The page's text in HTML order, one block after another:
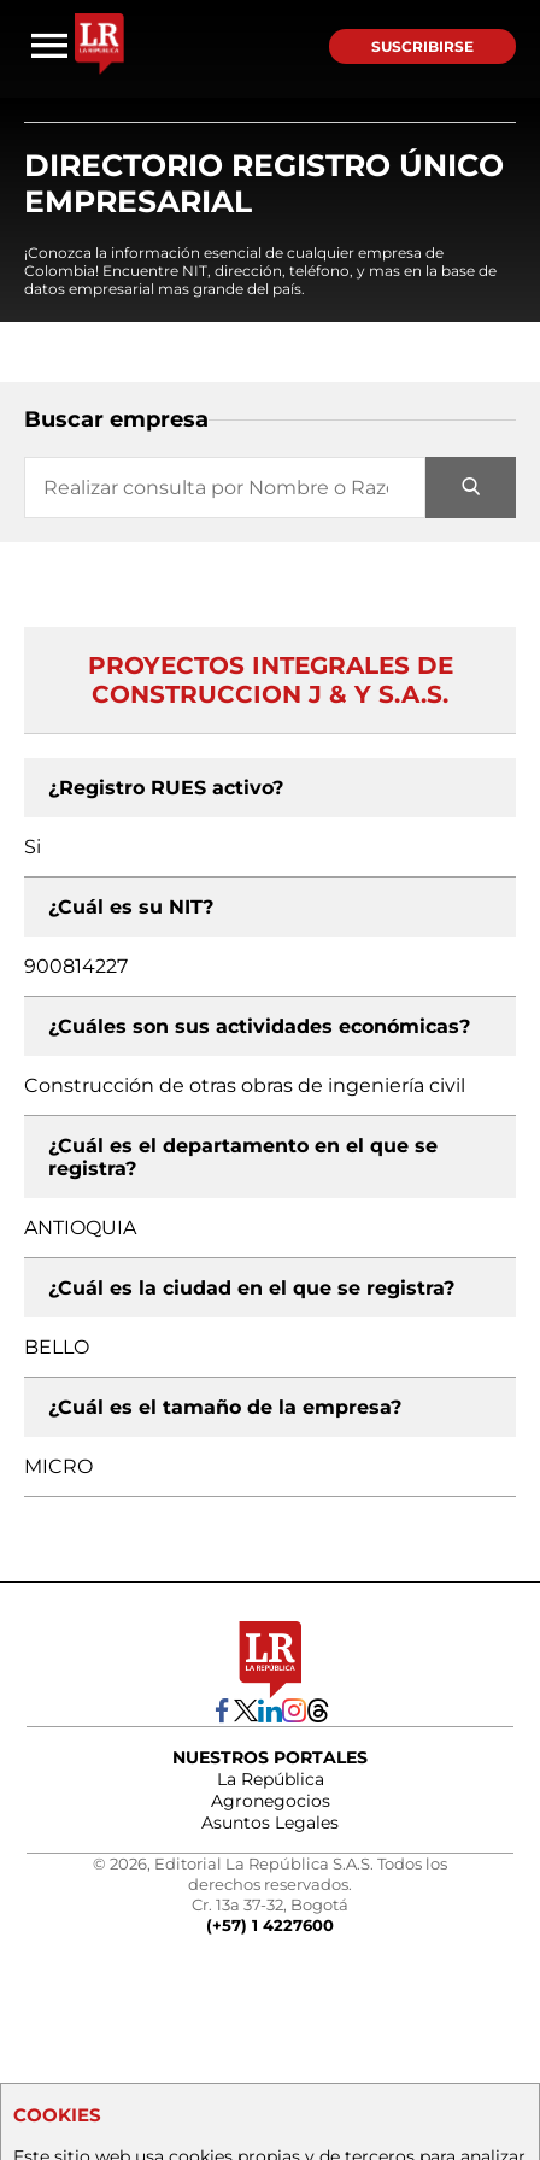
SUSCRIBIRSE
DIRECTORIO REGISTRO ÚNICO
EMPRESARIAL
¡Conozca la información esencial de cualquier empresa de
Colombia! Encuentre NIT, dirección, teléfono, y mas en la base de
datos empresarial mas grande del país.
Buscar empresa
PROYECTOS INTEGRALES DE
CONSTRUCCION J & Y S.A.S.
¿Registro RUES activo?
Si
¿Cuál es su NIT?
900814227
¿Cuáles son sus actividades económicas?
Construcción de otras obras de ingeniería civil
¿Cuál es el departamento en el que se
registra?
ANTIOQUIA
¿Cuál es la ciudad en el que se registra?
BELLO
¿Cuál es el tamaño de la empresa?
MICRO
NUESTROS PORTALES
La República
Agronegocios
Asuntos Legales
© 2026, Editorial La República S.A.S. Todos los
derechos reservados.
Cr. 13a 37-32, Bogotá
(+57) 1 4227600
COOKIES